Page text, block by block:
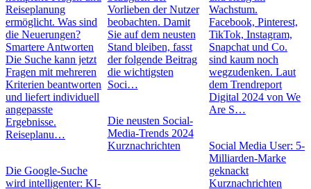
Reiseplanung
ermöglicht. Was sind
die Neuerungen?
Smartere Antworten
Die Suche kann jetzt
Fragen mit mehreren
Kriterien beantworten
und liefert individuell
angepasste
Ergebnisse.
Reiseplanu…
Die Google-Suche
wird intelligenter: KI-
Vorlieben der Nutzer
beobachten. Damit
Sie auf dem neusten
Stand bleiben, fasst
der folgende Beitrag
die wichtigsten
Soci…
Die neusten Social-
Media-Trends 2024
Kurznachrichten
Wachstum.
Facebook, Pinterest,
TikTok, Instagram,
Snapchat und Co.
sind kaum noch
wegzudenken. Laut
dem Trendreport
Digital 2024 von We
Are S…
Social Media User: 5-
Milliarden-Marke
geknackt
Kurznachrichten